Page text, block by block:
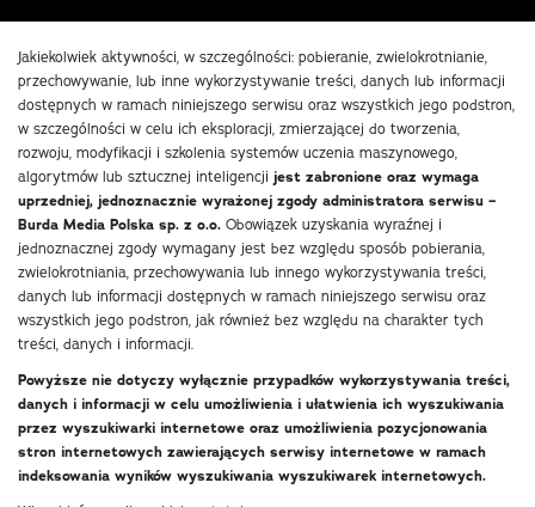
Jakiekolwiek aktywności, w szczególności: pobieranie, zwielokrotnianie,
przechowywanie, lub inne wykorzystywanie treści, danych lub informacji
dostępnych w ramach niniejszego serwisu oraz wszystkich jego podstron,
w szczególności w celu ich eksploracji, zmierzającej do tworzenia,
rozwoju, modyfikacji i szkolenia systemów uczenia maszynowego,
algorytmów lub sztucznej inteligencji jest zabronione oraz wymaga
uprzedniej, jednoznacznie wyrażonej zgody administratora serwisu –
Burda Media Polska sp. z o.o. Obowiązek uzyskania wyraźnej i
jednoznacznej zgody wymagany jest bez względu sposób pobierania,
zwielokrotniania, przechowywania lub innego wykorzystywania treści,
danych lub informacji dostępnych w ramach niniejszego serwisu oraz
wszystkich jego podstron, jak również bez względu na charakter tych
treści, danych i informacji.
Powyższe nie dotyczy wyłącznie przypadków wykorzystywania treści,
danych i informacji w celu umożliwienia i ułatwienia ich wyszukiwania
przez wyszukiwarki internetowe oraz umożliwienia pozycjonowania
stron internetowych zawierających serwisy internetowe w ramach
indeksowania wyników wyszukiwania wyszukiwarek internetowych.